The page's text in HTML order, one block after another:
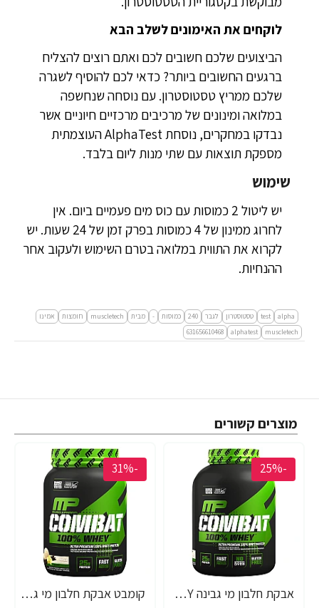
לוקחים את האימונים לשלב הבא
הביצועים שלכם חשובים לכם ואתם רוצים להצליח
ברגעים החשובים ביותר? כדאי לכם להוסיף לשגרה
שלכם ממריץ טסטוסטרון. עם נוסחה שנחשפה
במלואה ומינונים של מרכיבים מרכזיים חיוניים אשר
נבדקו במחקרים, נוסחת AlphaTest העוצמתית
מספקת תוצאות עם שתי מנות ליום בלבד.
שימוש
יש ליטול 2 כמוסות עם כוס מים פעמיים ביום. אין
לחרוג ממינון של 4 כמוסות בפרק זמן של 24 שעות. יש
לקרוא את התווית במלואה בטרם השימוש ולעקוב אחר
ההנחיות.
alpha
test טסטוסטרון לגבר 240 כמוסות - מבית muscletech חומצות
אמינו
muscletech
alphatest
631656610468
מוצרים קשורים
-25%
אבקת חלבון מי גבינה WHEY קומבט מאסל פארם טעם וניל 2.7 ק"ג - מבית MusclePharm
-31%
קומבט אבקת חלבון מי גבינה WHEY מאסל פארם טעם וניל 907 גרם - מבית MusclePhar